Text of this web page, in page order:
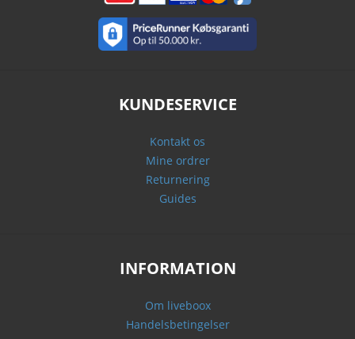
KUNDESERVICE
Kontakt os
Mine ordrer
Returnering
Guides
INFORMATION
Om liveboox
Handelsbetingelser